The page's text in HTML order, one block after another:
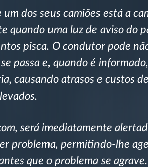
acesso
e monitorização de rotas
automática de
funcionalidades
um dos seus camiões está a
quando uma luz de aviso do
pisca. O condutor pode
passa e, quando é
causando atrasos e custos de
será imediatamente
problema, permitindo-lhe
que o problema se agrave.